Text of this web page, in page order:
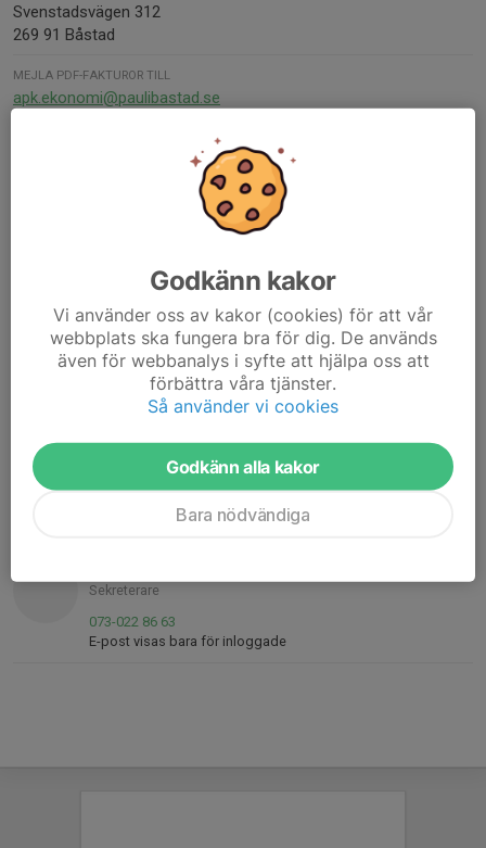
Svenstadsvägen 312
269 91 Båstad
MEJLA PDF-FAKTUROR TILL
apk.ekonomi@paulibastad.se
SWISH-NUMMER
1233959509
Kontaktpersoner
tommy.larsson@engelholmspk.se
Sekreterare
073-022 86 63
E-post visas bara för inloggade
Godkänn kakor
Vi använder oss av kakor (cookies) för att vår
webbplats ska fungera bra för dig. De används
även för webbanalys i syfte att hjälpa oss att
förbättra våra tjänster.
Så använder vi cookies
Godkänn alla kakor
Bara nödvändiga